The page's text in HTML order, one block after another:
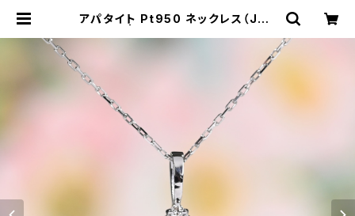
アパタイト Pt950 ネックレス（JK4